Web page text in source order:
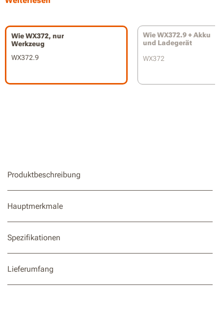
Wie WX372, nur
Werkzeug
WX372.9
Wie WX372.9 + Akku
und Ladegerät
WX372
Produktbeschreibung
Hauptmerkmale
Spezifikationen
Lieferumfang